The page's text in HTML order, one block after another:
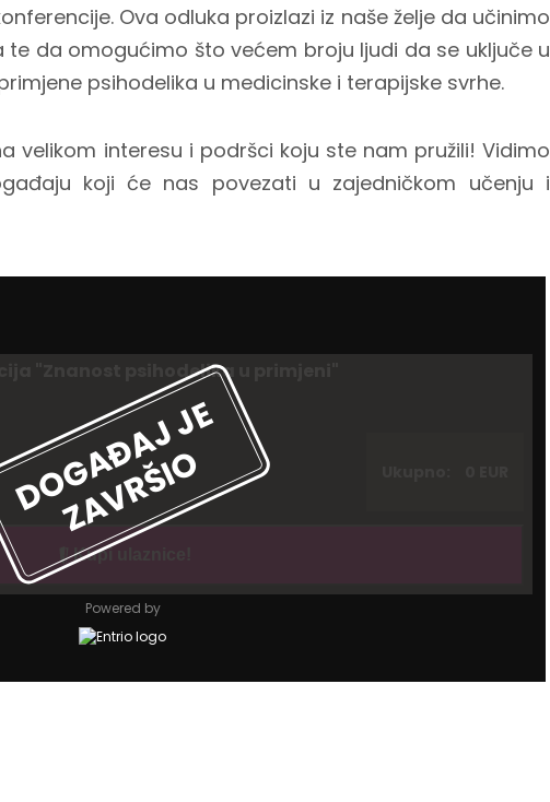
Ova odluka proizlazi iz naše želje da učinimo
da omogućimo što većem broju ljudi da se uključe u
psihodelika u medicinske i terapijske svrhe.
velikom interesu i podršci koju ste nam pružili! Vidimo
koji će nas povezati u zajedničkom učenju i